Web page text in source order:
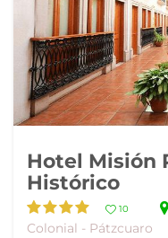
Hotel Misión
Histórico
10
Colonial - Pátzcuaro